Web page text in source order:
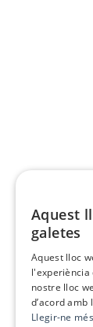
Aquest
galetes
Aquest lloc
l'experiència
nostre lloc
d’acord
Llegir-ne més